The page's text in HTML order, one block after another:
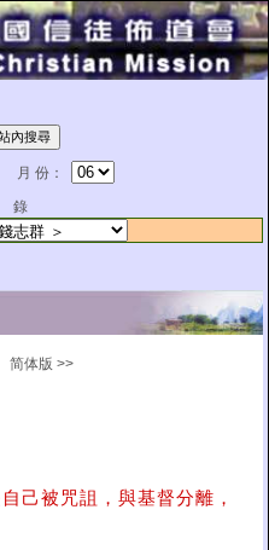
月 份：
錄
简体版 >>
己被咒詛，與基督分離，